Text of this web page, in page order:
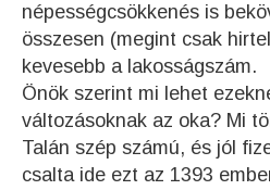
népességcsökkenés is
összesen (megint csak
kevesebb a lakosságszám.
Önök szerint mi lehet
változásoknak az oka? Mi
Talán szép számú, és jól
csalta ide ezt az 1393